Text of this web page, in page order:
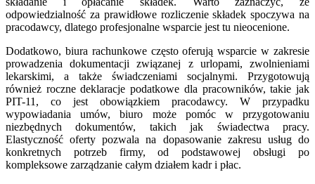
odpowiedzialność za prawidłowe rozliczenie składek spoczywa na
pracodawcy, dlatego profesjonalne wsparcie jest tu nieocenione.
Dodatkowo, biura rachunkowe często oferują wsparcie w zakresie
prowadzenia dokumentacji związanej z urlopami, zwolnieniami
lekarskimi, a także świadczeniami socjalnymi. Przygotowują
również roczne deklaracje podatkowe dla pracowników, takie jak
PIT-11, co jest obowiązkiem pracodawcy. W przypadku
wypowiadania umów, biuro może pomóc w przygotowaniu
niezbędnych dokumentów, takich jak świadectwa pracy.
Elastyczność oferty pozwala na dopasowanie zakresu usług do
konkretnych potrzeb firmy, od podstawowej obsługi po
kompleksowe zarządzanie całym działem kadr i płac.